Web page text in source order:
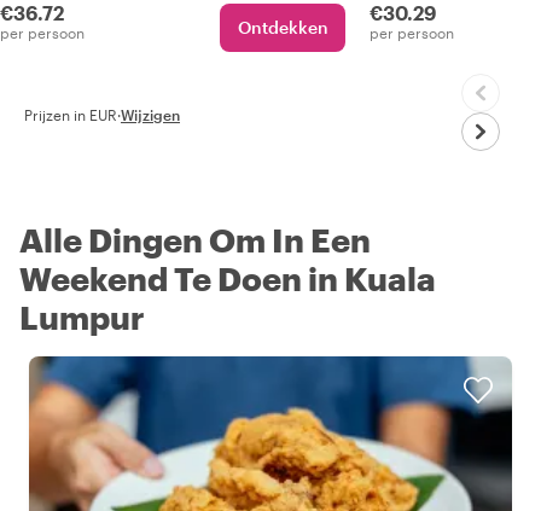
€36.72
per persoon Ontdekken
€30.29
per persoon
Prijzen in EUR·Wijzigen
Alle Dingen Om In Een
Weekend Te Doen in Kuala
Lumpur